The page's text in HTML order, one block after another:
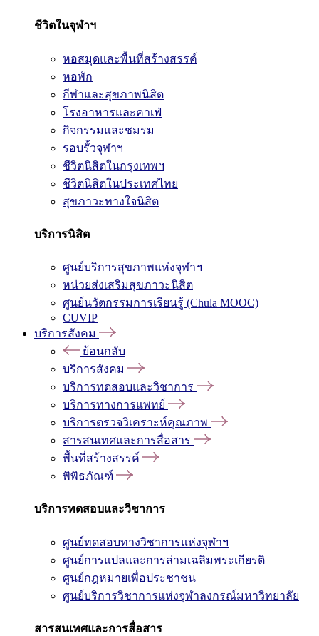
ชีวิตในจุฬาฯ
หอสมุดและพื้นที่สร้างสรรค์
หอพัก
กีฬาและสุขภาพนิสิต
โรงอาหารและคาเฟ่
กิจกรรมและชมรม
รอบรั้วจุฬาฯ
ชีวิตนิสิตในกรุงเทพฯ
ชีวิตนิสิตในประเทศไทย
สุขภาวะทางใจนิสิต
บริการนิสิต
ศูนย์บริการสุขภาพแห่งจุฬาฯ
หน่วยส่งเสริมสุขภาวะนิสิต
ศูนย์นวัตกรรมการเรียนรู้ (Chula MOOC)
CUVIP
บริการสังคม
ย้อนกลับ
บริการสังคม
บริการทดสอบและวิชาการ
บริการทางการแพทย์
บริการตรวจวิเคราะห์คุณภาพ
สารสนเทศและการสื่อสาร
พื้นที่สร้างสรรค์
พิพิธภัณฑ์
บริการทดสอบและวิชาการ
ศูนย์ทดสอบทางวิชาการแห่งจุฬาฯ
ศูนย์การแปลและการล่ามเฉลิมพระเกียรติ
ศูนย์กฎหมายเพื่อประชาชน
ศูนย์บริการวิชาการแห่งจุฬาลงกรณ์มหาวิทยาลัย
สารสนเทศและการสื่อสาร